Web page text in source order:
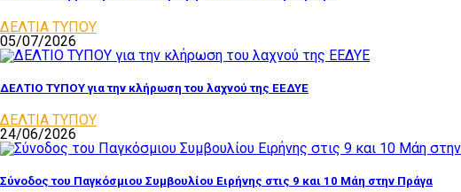
ΔΕΛΤΙΑ ΤΥΠΟΥ
05/07/2026
ΔΕΛΤΙΟ ΤΥΠΟΥ για την κλήρωση του λαχνού της ΕΕΔΥΕ
ΔΕΛΤΙΑ ΤΥΠΟΥ
24/06/2026
Σύνοδος του Παγκόσμιου Συμβουλίου Ειρήνης στις 9 και 10 Μάη στην Πράγα